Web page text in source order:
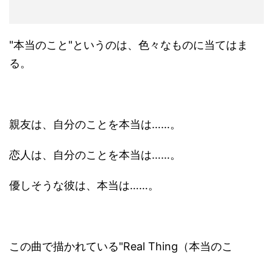
"本当のこと"というのは、色々なものに当てはま
る。
親友は、自分のことを本当は……。
恋人は、自分のことを本当は……。
優しそうな彼は、本当は……。
この曲で描かれている"Real Thing（本当のこ